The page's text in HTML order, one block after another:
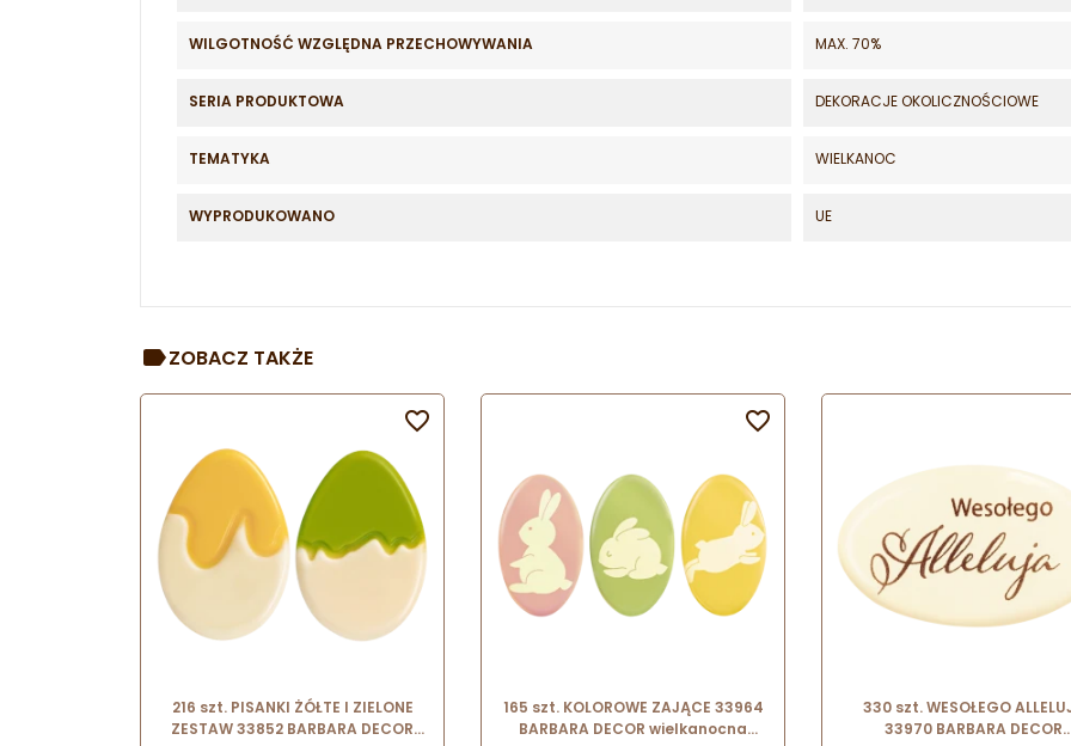
WILGOTNOŚĆ WZGLĘDNA PRZECHOWYWANIA MAX. 70%
SERIA PRODUKTOWA DEKORACJE OKOLICZNOŚCIOWE
TEMATYKA WIELKANOC
WYPRODUKOWANO UE
ZOBACZ TAKŻE
216 szt. PISANKI ŻÓŁTE I ZIELONE
ZESTAW 33852 BARBARA DECOR

165 szt. KOLOROWE ZAJĄCE 33964
BARBARA DECOR wielkanocna

330 szt. WESOŁEGO
33970 BARBARA DECOR